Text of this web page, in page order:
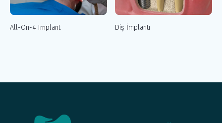
All-On-4 Implant Diş İmplantı